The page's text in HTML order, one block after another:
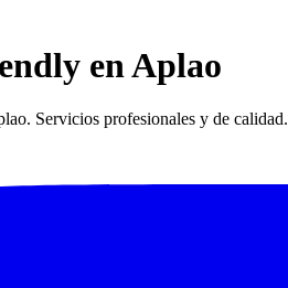
en Aplao
Servicios profesionales y de calidad.